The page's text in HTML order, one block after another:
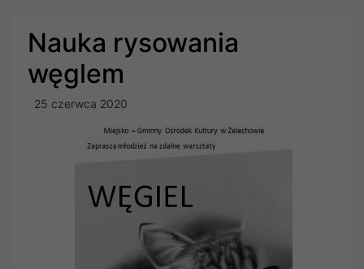
Nauka rysowania
węglem
25 czerwca 2020